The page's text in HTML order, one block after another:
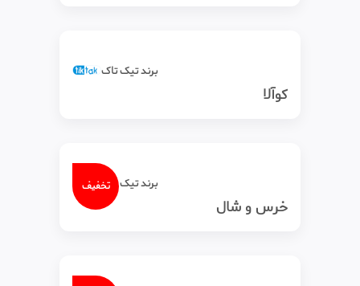
برند تیک‌ تاک
کوآلا
تخفیفبرند تیک‌ تاک
خرس و شال